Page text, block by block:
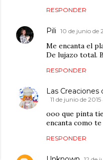
RESPONDER
Pili 10 de junio de
Me encanta el
De lujazo total.
RESPONDER
Las Creaciones
11 de junio de 2015
ooo que pinta
encanta como
RESPONDER